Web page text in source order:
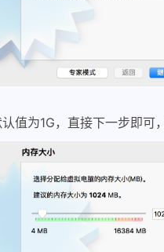
值为1G，直接下一步即可